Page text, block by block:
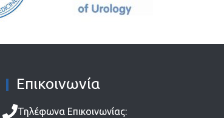
Επικοινωνία
Τηλέφωνα Επικοινωνίας: